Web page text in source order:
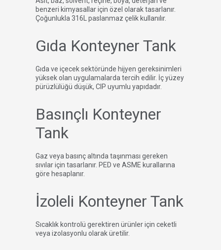
benzeri kimyasallar için özel olarak tasarlanır.
Çoğunlukla 316L paslanmaz çelik kullanılır.
Gıda Konteyner Tank
Gıda ve içecek sektöründe hijyen gereksinimleri
yüksek olan uygulamalarda tercih edilir. İç yüzey
pürüzlülüğü düşük, CIP uyumlu yapıdadır.
Basınçlı Konteyner
Tank
Gaz veya basınç altında taşınması gereken
sıvılar için tasarlanır. PED ve ASME kurallarına
göre hesaplanır.
İzoleli Konteyner Tank
Sıcaklık kontrolü gerektiren ürünler için ceketli
veya izolasyonlu olarak üretilir.